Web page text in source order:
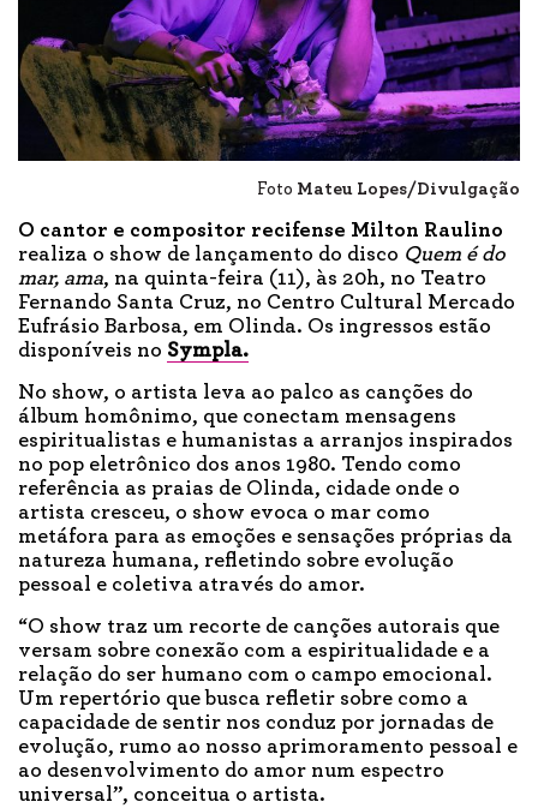
Foto Mateu Lopes/Divulgação
O cantor e compositor recifense Milton Raulino
realiza o show de lançamento do disco Quem é do
mar, ama, na quinta-feira (11), às 20h, no Teatro
Fernando Santa Cruz, no Centro Cultural Mercado
Eufrásio Barbosa, em Olinda. Os ingressos estão
disponíveis no Sympla.
No show, o artista leva ao palco as canções do
álbum homônimo, que conectam mensagens
espiritualistas e humanistas a arranjos inspirados
no pop eletrônico dos anos 1980. Tendo como
referência as praias de Olinda, cidade onde o
artista cresceu, o show evoca o mar como
metáfora para as emoções e sensações próprias da
natureza humana, refletindo sobre evolução
pessoal e coletiva através do amor.
“O show traz um recorte de canções autorais que
versam sobre conexão com a espiritualidade e a
relação do ser humano com o campo emocional.
Um repertório que busca refletir sobre como a
capacidade de sentir nos conduz por jornadas de
evolução, rumo ao nosso aprimoramento pessoal e
ao desenvolvimento do amor num espectro
universal”, conceitua o artista.